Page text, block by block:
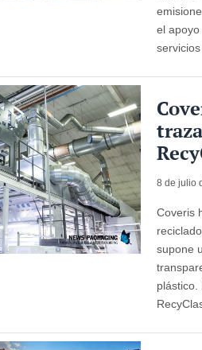
el
8 de julio
Coveris
supone
plástico.